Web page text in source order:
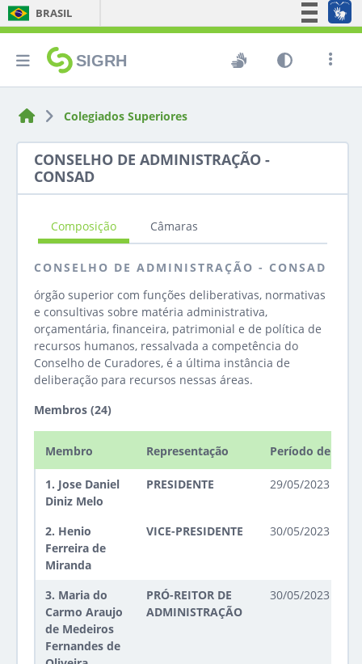
BRASIL
Comunica BR
Participe
Canais
SIGRH
Colegiados Superiores
CONSELHO DE ADMINISTRAÇÃO -
CONSAD
Composição Câmaras
CONSELHO DE ADMINISTRAÇÃO - CONSAD
órgão superior com funções deliberativas, normativas
e consultivas sobre matéria administrativa,
orçamentária, financeira, patrimonial e de política de
recursos humanos, ressalvada a competência do
Conselho de Curadores, é a última instância de
deliberação para recursos nessas áreas.
Membros (24)
Membro Representação Período de
1. Jose Daniel
Diniz Melo
PRESIDENTE 29/05/2023 até
2. Henio
Ferreira de
Miranda
VICE-PRESIDENTE 30/05/2023 até
3. Maria do
Carmo Araujo
de Medeiros
Fernandes de
PRÓ-REITOR DE
ADMINISTRAÇÃO
30/05/2023 até